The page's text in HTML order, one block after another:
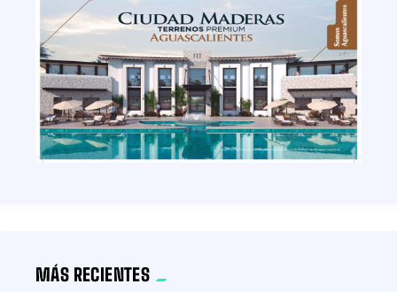
MÁS RECIENTES